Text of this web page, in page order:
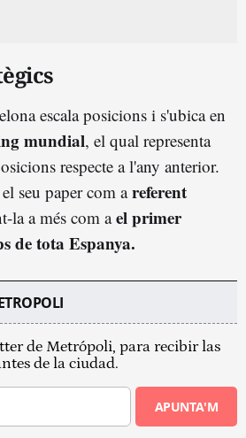
escala posicions i s'ubica en
mundial, el qual representa
respecte a l'any anterior.
seu paper com areferent
la a més com ael primer
de tota Espanya.
de Metrópoli, para recibir las
de la ciudad.
APUNTA'M